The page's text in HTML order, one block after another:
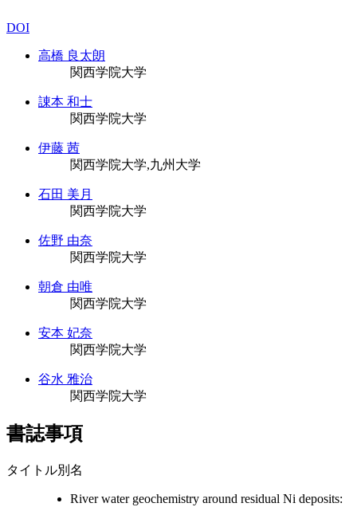
DOI
高橋 良太朗
関西学院大学
諌本 和士
関西学院大学
伊藤 茜
関西学院大学,九州大学
石田 美月
関西学院大学
佐野 由奈
関西学院大学
朝倉 由唯
関西学院大学
安本 妃奈
関西学院大学
谷水 雅治
関西学院大学
書誌事項
タイトル別名
River water geochemistry around residual Ni deposits: